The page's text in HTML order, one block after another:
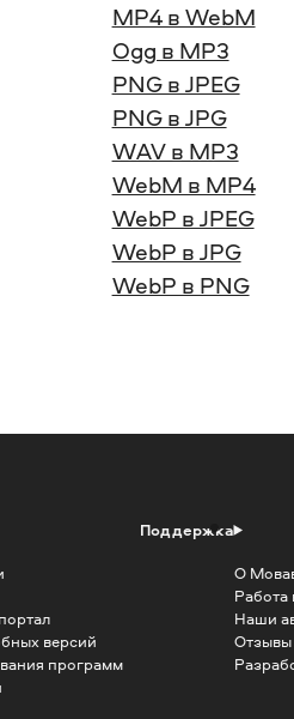
MP4 в WebM
Ogg в MP3
PNG в JPEG
PNG в JPG
WAV в MP3
WebM в MP4
WebP в JPEG
WebP в JPG
WebP в PNG
Поддержка
версий
программ
О
Работа
Наши
Отзывы